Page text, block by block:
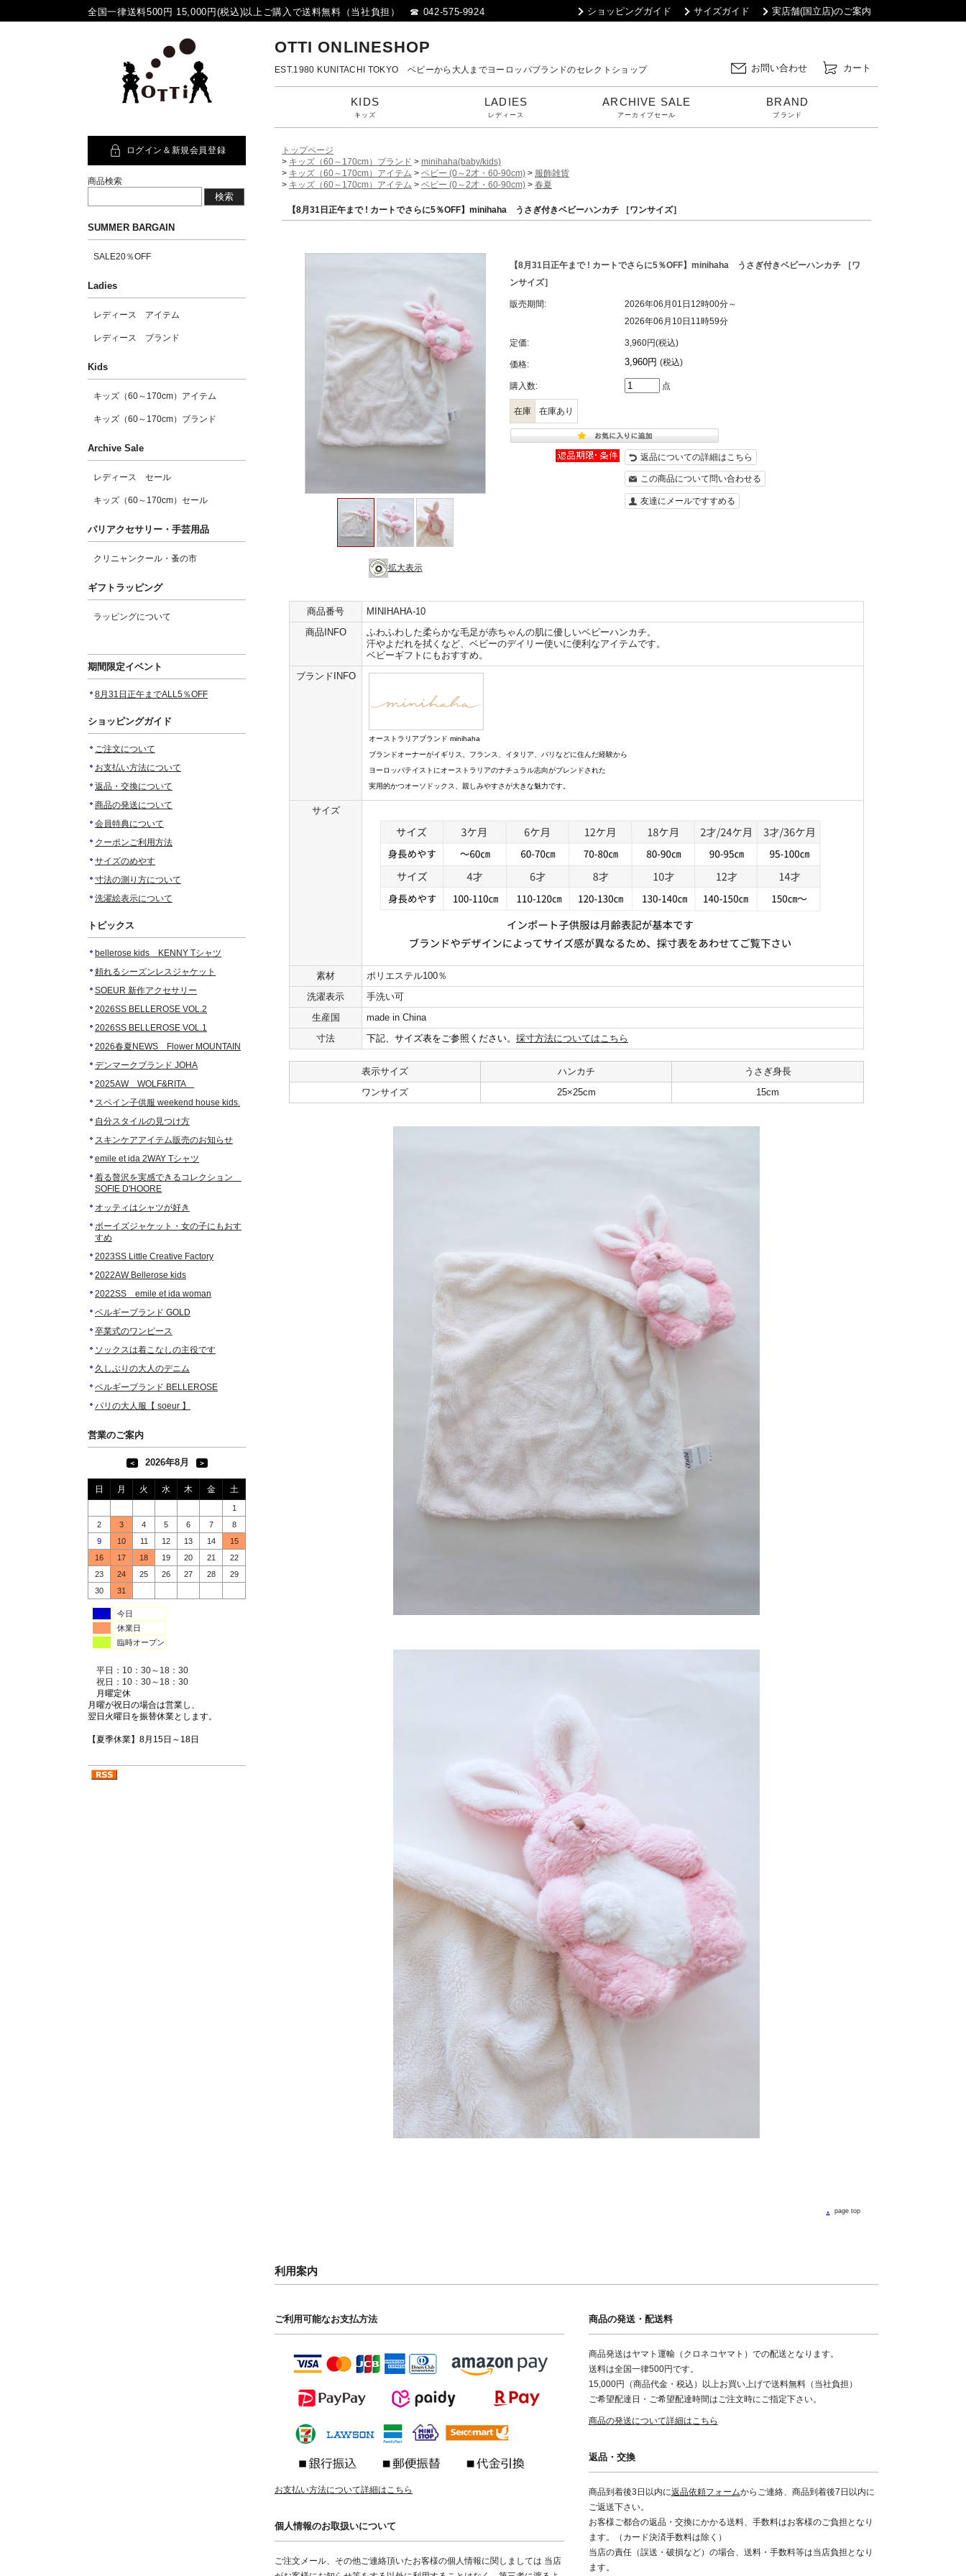
全国一律送料500円 15,000円(税込)以上ご購入で送料無料（当社負担） ☎ 042-575-9924 ショッピングガイド サイズガイド 実店舗(国立店)のご案内
OTTI ONLINESHOP
EST.1980 KUNITACHI TOKYO ベビーから大人までヨーロッパブランドのセレクトショップ お問い合わせ カート
KIDS
キッズ
LADIES
レディース
ARCHIVE SALE
アーカイブセール
BRAND
ブランド
ログイン＆新規会員登録
商品検索
SUMMER BARGAIN
SALE20％OFF
Ladies
レディース アイテム
レディース ブランド
Kids
キッズ（60～170cm）アイテム
キッズ（60～170cm）ブランド
Archive Sale
レディース セール
キッズ（60～170cm）セール
パリアクセサリー・手芸用品
クリニャンクール・蚤の市
ギフトラッピング
ラッピングについて
期間限定イベント
8月31日正午までALL5％OFF
ショッピングガイド
ご注文について
お支払い方法について
返品・交換について
商品の発送について
会員特典について
クーポンご利用方法
サイズのめやす
寸法の測り方について
洗濯絵表示について
トピックス
bellerose kids KENNY Tシャツ
頼れるシーズンレスジャケット
SOEUR 新作アクセサリー
2026SS BELLEROSE VOL.2
2026SS BELLEROSE VOL.1
2026春夏NEWS Flower MOUNTAIN
デンマークブランド JOHA
2025AW WOLF&RITA
スペイン子供服 weekend house kids.
自分スタイルの見つけ方
スキンケアアイテム販売のお知らせ
emile et ida 2WAY Tシャツ
着る贅沢を実感できるコレクション
SOFIE D'HOORE
オッティはシャツが好き
ボーイズジャケット・女の子にもおす
すめ
2023SS Little Creative Factory
2022AW Bellerose kids
2022SS emile et ida woman
ベルギーブランド GOLD
卒業式のワンピース
ソックスは着こなしの主役です
久しぶりの大人のデニム
ベルギーブランド BELLEROSE
パリの大人服【 soeur 】
営業のご案内
＜ 2026年8月 ＞
日 月 火 水 木 金 土
1
2
3 4 5 6 7
8
9
10 11 12 13 14
15
16
17 18 19 20 21
22
23
24 25 26 27 28
29
30
31
今日
休業日
臨時オープン
平日：10：30～18：30
祝日：10：30～18：30
月曜定休
月曜が祝日の場合は営業し、
翌日火曜日を振替休業とします。
【夏季休業】8月15日～18日
トップページ
> キッズ（60～170cm）ブランド > minihaha(baby/kids)
> キッズ（60～170cm）アイテム > ベビー (0～2才・60-90cm) > 服飾雑貨
> キッズ（60～170cm）アイテム > ベビー (0～2才・60-90cm) > 春夏
【8月31日正午まで ! カートでさらに5％OFF】minihaha うさぎ付きベビーハンカチ ［ワンサイズ］
拡大表示
【8月31日正午まで ! カートでさらに5％OFF】minihaha うさぎ付きベビーハンカチ ［ワ
ンサイズ］
販売期間:
2026年06月01日12時00分～
2026年06月10日11時59分
定価: 3,960円(税込)
価格: 3,960円 (税込)
購入数: 点
在庫 在庫あり
返品についての詳細はこちら
この商品について問い合わせる
友達にメールですすめる
商品番号
MINIHAHA-10
商品INFO
ふわふわした柔らかな毛足が赤ちゃんの肌に優しいベビーハンカチ。
汗やよだれを拭くなど、ベビーのデイリー使いに便利なアイテムです。
ベビーギフトにもおすすめ。
ブランドINFO
オーストラリアブランド minihaha
ブランドオーナーがイギリス、フランス、イタリア、バリなどに住んだ経験から
ヨーロッパテイストにオーストラリアのナチュラル志向がブレンドされた
実用的かつオーソドックス、親しみやすさが大きな魅力です。
サイズ
素材
ポリエステル100％
洗濯表示
手洗い可
生産国
made in China
寸法
下記、サイズ表をご参照ください。 採寸方法についてはこちら
表示サイズ ハンカチ
うさぎ身長
ワンサイズ
25×25cm 15cm
page top
利用案内
ご利用可能なお支払方法
お支払い方法について詳細はこちら
個人情報のお取扱いについて
ご注文メール、その他ご連絡頂いたお客様の個人情報に関しましては 当店
商品の発送・配送料
商品発送はヤマト運輸（クロネコヤマト）での配送となります。
送料は全国一律500円です。
15,000円（商品代金・税込）以上お買い上げで送料無料（当社負担）
ご希望配達日・ご希望配達時間はご注文時にご指定下さい。
商品の発送について詳細はこちら
返品・交換
商品到着後3日以内に返品依頼フォームからご連絡、商品到着後7日以内に
ご返送下さい。
お客様ご都合の返品・交換にかかる送料、手数料はお客様のご負担となり
ます。（カード決済手数料は除く）
当店の責任（誤送・破損など）の場合、送料・手数料等は当店負担となり
ます。